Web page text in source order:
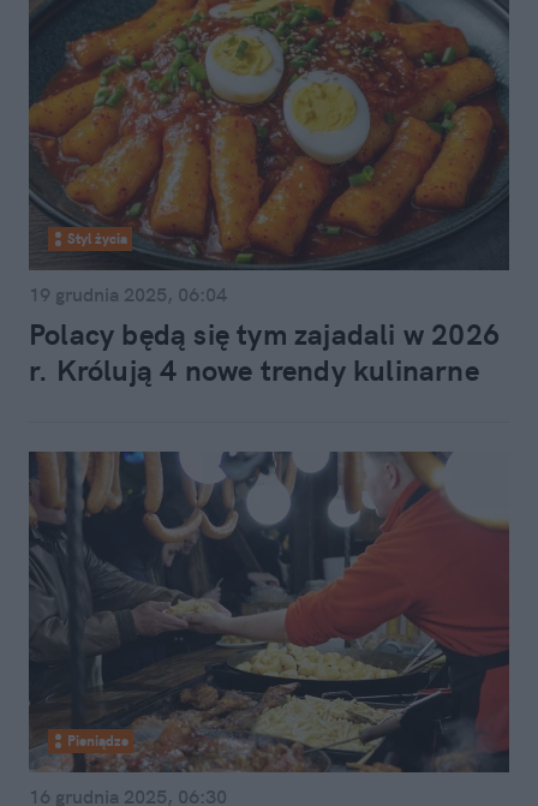
Styl życia
19 grudnia 2025, 06:04
Polacy będą się tym zajadali w 2026
r. Królują 4 nowe trendy kulinarne
Pieniądze
16 grudnia 2025, 06:30